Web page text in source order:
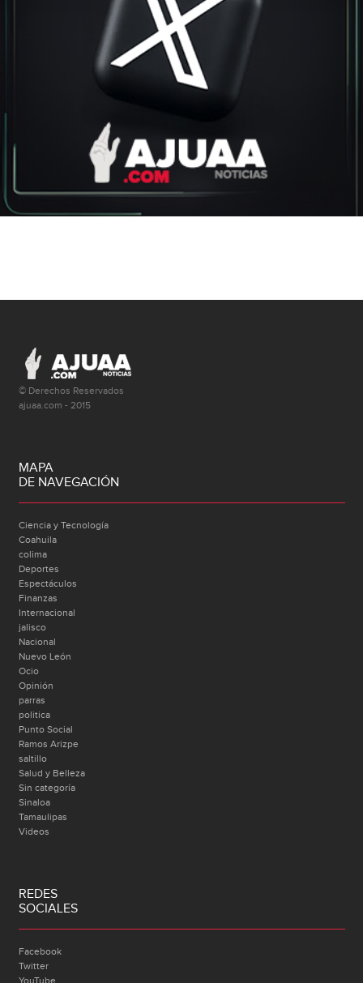
© Derechos Reservados
ajuaa.com - 2015
MAPA
DE NAVEGACIÓN
Ciencia y Tecnología
Coahuila
colima
Deportes
Espectáculos
Finanzas
Internacional
jalisco
Nacional
Nuevo León
Ocio
Opinión
parras
politica
Punto Social
Ramos Arizpe
saltillo
Salud y Belleza
Sin categoría
Sinaloa
Tamaulipas
Videos
REDES
SOCIALES
Facebook
Twitter
YouTube